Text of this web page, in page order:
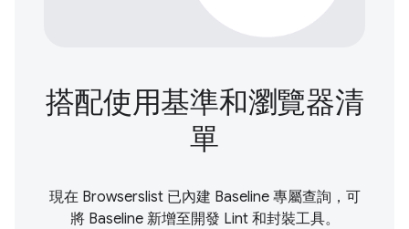
搭配使用基準和瀏覽器清
單
現在 Browserslist 已內建 Baseline 專屬查詢，可
將 Baseline 新增至開發 Lint 和封裝工具。